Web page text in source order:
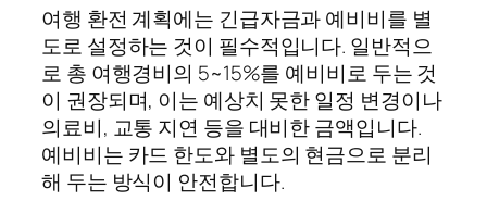
여행 환전 계획에는 긴급자금과 예비비를 별
도로 설정하는 것이 필수적입니다. 일반적으
로 총 여행경비의 5~15%를 예비비로 두는 것
이 권장되며, 이는 예상치 못한 일정 변경이나
의료비, 교통 지연 등을 대비한 금액입니다.
예비비는 카드 한도와 별도의 현금으로 분리
해 두는 방식이 안전합니다.